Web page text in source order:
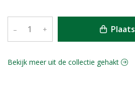
– +
Bekijk meer uit de collectie gehakt